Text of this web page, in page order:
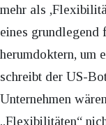
mehr als
eines grundlegend
herumdoktern, um
schreibt der US-
Unternehmen
„Flexibilitäten“